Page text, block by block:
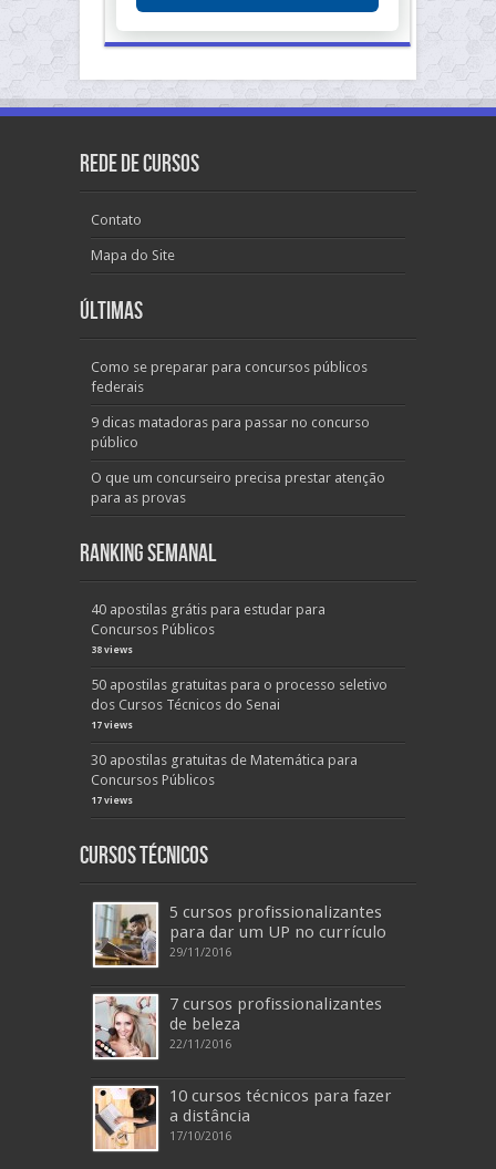
Rede de Cursos
Contato
Mapa do Site
Últimas
Como se preparar para concursos públicos
federais
9 dicas matadoras para passar no concurso
público
O que um concurseiro precisa prestar atenção
para as provas
Ranking Semanal
40 apostilas grátis para estudar para
Concursos Públicos
38 views
50 apostilas gratuitas para o processo seletivo
dos Cursos Técnicos do Senai
17 views
30 apostilas gratuitas de Matemática para
Concursos Públicos
17 views
Cursos Técnicos
5 cursos profissionalizantes
para dar um UP no currículo
29/11/2016
7 cursos profissionalizantes
de beleza
22/11/2016
10 cursos técnicos para fazer
a distância
17/10/2016